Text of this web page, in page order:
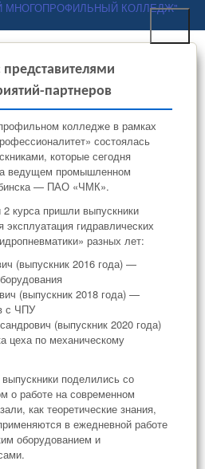
к основному
партнеров
колледже в рамках
состоялась
которые сегодня
ведущем промышленном
— ПАО «ЧМК».
курса пришли выпускники
эксплуатация гидравлических
разных лет:
(выпускник 2016 года) —
(выпускник 2018 года) —
с ЧПУ
(выпускник 2020 года)
цеха по механическому
поделились со
о работе на современном
как теоретические знания,
в ежедневной работе
оборудованием и